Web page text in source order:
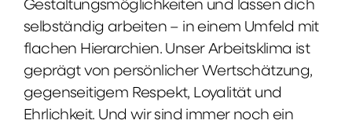
Gestaltungsmöglichkeiten und lassen dich
selbständig arbeiten – in einem Umfeld mit
flachen Hierarchien. Unser Arbeitsklima ist
geprägt von persönlicher Wertschätzung,
gegenseitigem Respekt, Loyalität und
Ehrlichkeit. Und wir sind immer noch ein